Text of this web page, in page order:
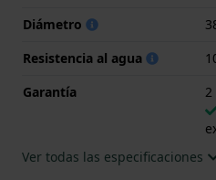
Diámetro
Resistencia al agua
Garantía
Ver todas las especificaciones